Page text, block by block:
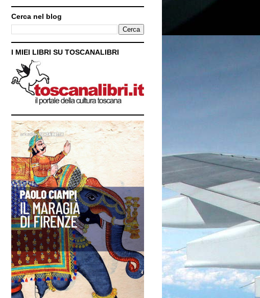
Cerca nel blog
I MIEI LIBRI SU TOSCANALIBRI